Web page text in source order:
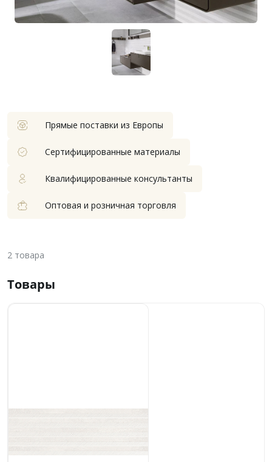
Прямые поставки из Европы
Сертифицированные материалы
Квалифицированные консультанты
Оптовая и розничная торговля
2 товара
Товары